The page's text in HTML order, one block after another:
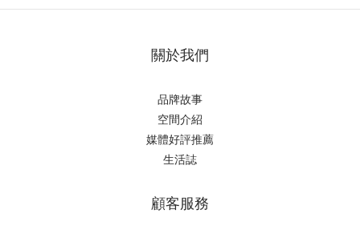
關於我們
品牌故事
空間介紹
媒體好評推薦
生活誌
顧客服務